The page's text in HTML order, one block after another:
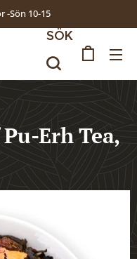
-Sön 10-15
SÖK
Erh Tea,